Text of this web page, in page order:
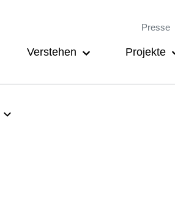
Verstehen Projekte
Meta-
Presse